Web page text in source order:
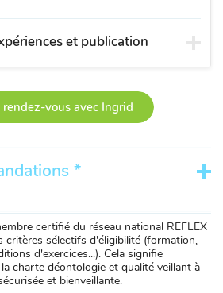
et publication
rendez-vous avec Ingrid
*
certifié du réseau national REFLEX
critères sélectifs d'éligibilité (formation,
d'exercices...). Cela signifie
charte déontologie et qualité veillant à
et bienveillante.